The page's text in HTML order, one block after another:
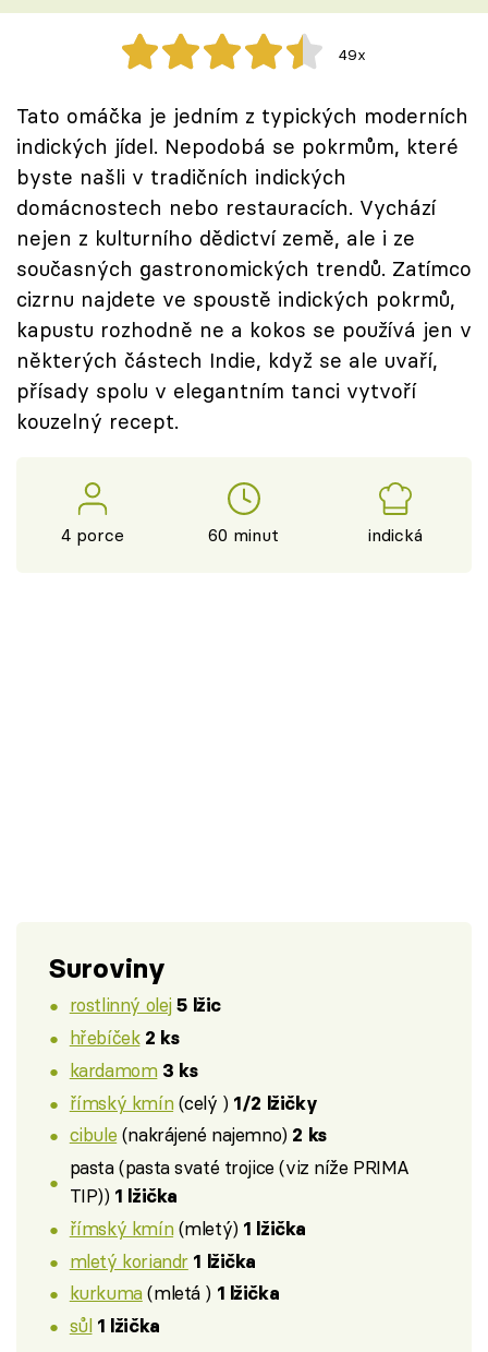
Speciál: Cuketa
Těhotnej kuchař
Sledujte prima+
Přihlášení
Sledujte nás
49x
Tato omáčka je jedním z typických moderních
indických jídel. Nepodobá se pokrmům, které
byste našli v tradičních indických
domácnostech nebo restauracích. Vychází
nejen z kulturního dědictví země, ale i ze
současných gastronomických trendů. Zatímco
cizrnu najdete ve spoustě indických pokrmů,
kapustu rozhodně ne a kokos se používá jen v
některých částech Indie, když se ale uvaří,
přísady spolu v elegantním tanci vytvoří
kouzelný recept.
4 porce 60 minut indická
Suroviny
rostlinný olej 5 lžic
hřebíček 2 ks
kardamom 3 ks
římský kmín(celý ) 1/2 lžičky
cibule (nakrájené najemno) 2 ks
pasta (pasta svaté trojice (viz níže PRIMA
TIP)) 1 lžička
římský kmín(mletý) 1 lžička
mletý koriandr 1 lžička
kurkuma(mletá ) 1 lžička
sůl 1 lžička